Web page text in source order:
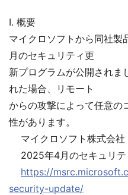
I. 概要
マイクロソフトから同社
月のセキュリティ更
新プログラムが公開されま
れた場合、リモート
からの攻撃によって任意の
性があります。
マイクロソフト株式会社
2025年4月のセキュリテ
https://
security-update/